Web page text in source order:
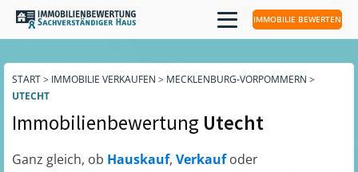
IMMOBILIE BEWERTEN
START> IMMOBILIE VERKAUFEN > MECKLENBURG-VORPOMMERN >
UTECHT
Immobilienbewertung Utecht
Ganz gleich, ob Hauskauf, Verkaufoder